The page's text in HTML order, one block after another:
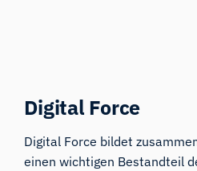
Digital Force
Digital Force bildet
einen wichtigen Bestandteil